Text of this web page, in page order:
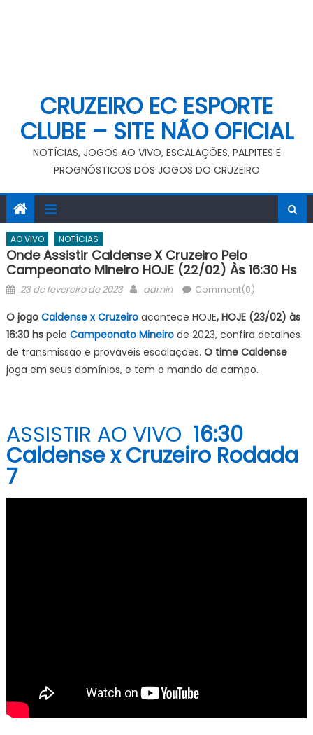
CRUZEIRO EC ESPORTE
CLUBE – SITE NÃO OFICIAL
NOTÍCIAS, JOGOS AO VIVO, ESCALAÇÕES, PALPITES E
PROGNÓSTICOS DOS JOGOS DO CRUZEIRO
AO VIVO NOTÍCIAS
Onde Assistir Caldense X Cruzeiro Pelo
Campeonato Mineiro HOJE (22/02) Às 16:30 Hs
Posted
23 de fevereiro de 2023 Author
admin Comment(0)
O jogo Caldense x Cruzeiro acontece HOJE, HOJE (23/02) às
16:30 hspelo Campeonato Mineirode 2023, confira detalhes
de transmissão e prováveis escalações. O time Caldense
joga em seus domínios, e tem o mando de campo.
ASSISTIR AO VIVO 16:30
Caldense x Cruzeiro Rodada
7